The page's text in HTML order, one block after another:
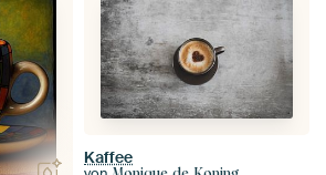
Kaffee